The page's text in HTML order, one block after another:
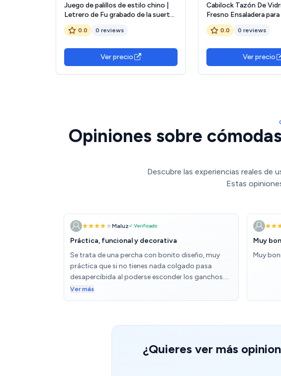
Juego de palillos de estilo chino |
Letrero de Fu grabado de la suerte |
Palillos de madera de fresno
africana para el
Hecho a mano (Dos pares de
púrpura
0.0 0 reviews
Ver precio
Cabilock Tazón De
Fresno Ensaladera
Duradera Ideal para
Comidas
0.0 0 reviews
Ver precio
Opiniones sobre
Descubre las experiencias reales de
Estas
Maluz✓ Verificado
Práctica, funcional y decorativa
Se trata de una percha con bonito diseño, muy
práctica que si no tienes nada colgado pasa
desapercibida al poderse esconder los ganchos.
Lo peor es que tenía unas pequeñas muescas en el
acabado, sin pintar.
Ver más
Muy
Muy
¿Quieres ver más